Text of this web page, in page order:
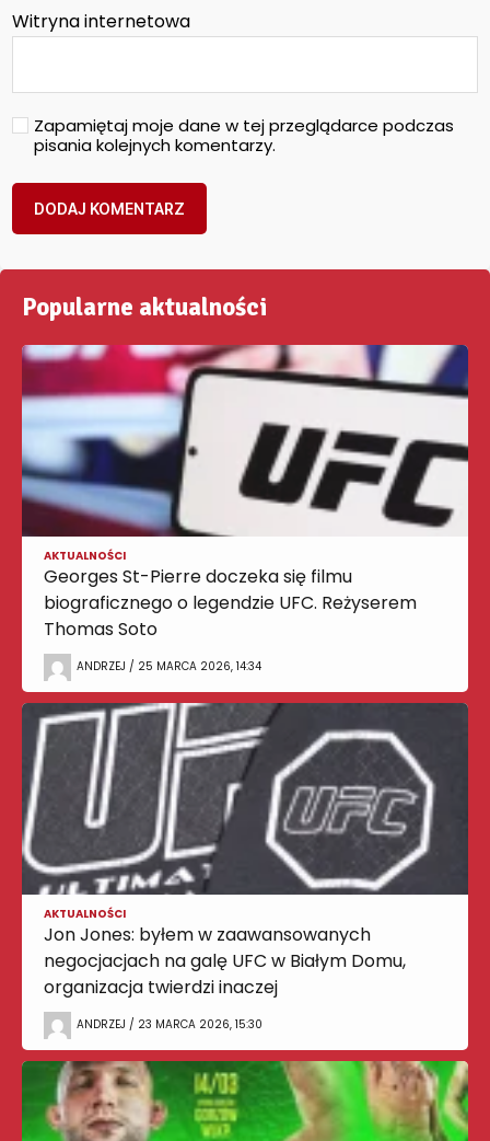
Witryna internetowa
Zapamiętaj moje dane w tej przeglądarce podczas
pisania kolejnych komentarzy.
Popularne aktualności
AKTUALNOŚCI
Georges St-Pierre doczeka się filmu
biograficznego o legendzie UFC. Reżyserem
Thomas Soto
ANDRZEJ / 25 MARCA 2026, 14:34
AKTUALNOŚCI
Jon Jones: byłem w zaawansowanych
negocjacjach na galę UFC w Białym Domu,
organizacja twierdzi inaczej
ANDRZEJ / 23 MARCA 2026, 15:30